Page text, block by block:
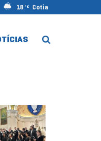
18 °C Cotia